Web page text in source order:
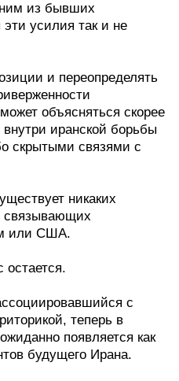
из бывших
усилия так и не
и переопределять
объясняться скорее
иранской борьбы
скрытыми связями с
никаких
связывающих
или США.
остается.
с
теперь в
появляется как
будущего Ирана.